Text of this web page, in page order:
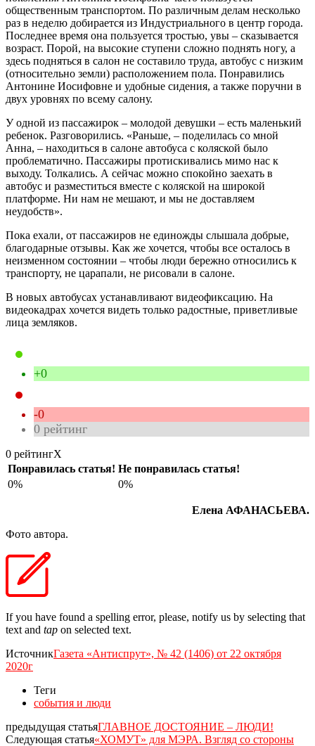
общественным транспортом. По различным делам несколько
раз в неделю добирается из Индустриального в центр города.
Последнее время она пользуется тростью, увы – сказывается
возраст. Порой, на высокие ступени сложно поднять ногу, а
здесь подняться в салон не составило труда, автобус с низким
(относительно земли) расположением пола. Понравились
Антонине Иосифовне и удобные сидения, а также поручни в
двух уровнях по всему салону.
У одной из пассажирок – молодой девушки – есть маленький
ребенок. Разговорились. «Раньше, – поделилась со мной
Анна, – находиться в салоне автобуса с коляской было
проблематично. Пассажиры протискивались мимо нас к
выходу. Толкались. А сейчас можно спокойно заехать в
автобус и разместиться вместе с коляской на широкой
платформе. Ни нам не мешают, и мы не доставляем
неудобств».
Пока ехали, от пассажиров не единожды слышала добрые,
благодарные отзывы. Как же хочется, чтобы все осталось в
неизменном состоянии – чтобы люди бережно относились к
транспорту, не царапали, не рисовали в салоне.
В новых автобусах устанавливают видеофиксацию. На
видеокадрах хочется видеть только радостные, приветливые
лица земляков.
+0
-0
0 рейтинг
0 рейтингX
Понравилась статья! Не понравилась статья!
0%
0%
Елена АФАНАСЬЕВА.
Фото автора.
If you have found a spelling error, please, notify us by selecting that
text and tap on selected text.
ИсточникГазета «Антиспрут», № 42 (1406) от 22 октября
2020г
Теги
события и люди
предыдущая статьяГЛАВНОЕ ДОСТОЯНИЕ – ЛЮДИ!
Следующая статья«ХОМУТ» для МЭРА. Взгляд со стороны